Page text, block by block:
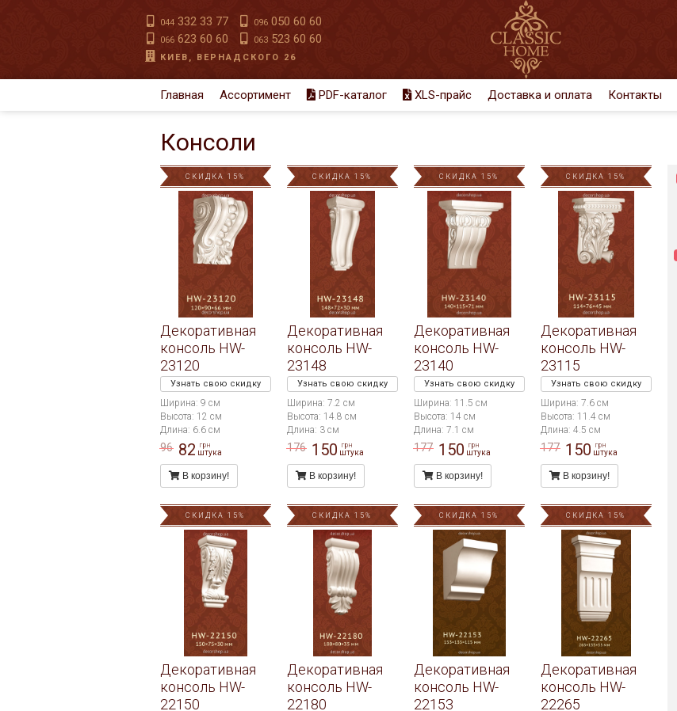
044332 33 77 096050 60 60
066623 60 60 063523 60 60
КИЕВ, ВЕРНАДСКОГО 26
Главная Ассортимент PDF-каталог XLS-прайс Доставка и оплата Контакты
Консоли
СКИДКА 15%
Декоративная
консоль HW-
23120
Узнать свою скидку
Ширина: 9 см
Высота: 12 см
Длина: 6.6 см
96 82 грн
штука
В корзину!
СКИДКА 15%
Декоративная
консоль HW-
23148
Узнать свою скидку
Ширина: 7.2 см
Высота: 14.8 см
Длина: 3 см
176 150 грн
штука
В корзину!
СКИДКА 15%
Декоративная
консоль HW-
23140
Узнать свою скидку
Ширина: 11.5 см
Высота: 14 см
Длина: 7.1 см
177 150 грн
штука
В корзину!
СКИДКА 15%
Декоративная
консоль HW-
23115
Узнать свою скидку
Ширина: 7.6 см
Высота: 11.4 см
Длина: 4.5 см
177 150 грн
штука
В корзину!
СКИДКА 15%
Декоративная
консоль HW-
22150
СКИДКА 15%
Декоративная
консоль HW-
22180
СКИДКА 15%
Декоративная
консоль HW-
22153
СКИДКА 15%
Декоративная
консоль HW-
22265